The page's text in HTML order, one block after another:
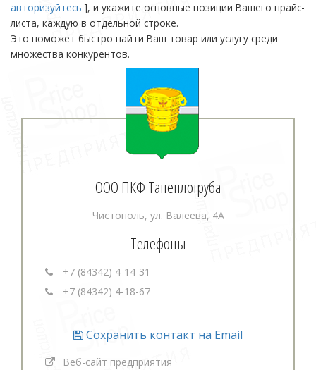
авторизуйтесь ], и укажите основные позиции Вашего прайс-
листа, каждую в отдельной строке.
Это поможет быстро найти Ваш товар или услугу среди
множества конкурентов.
ООО ПКФ Таттеплотруба
Чистополь, ул. Валеева, 4А
Телефоны
+7 (84342) 4-14-31
+7 (84342) 4-18-67
Сохранить контакт на Email
Веб-сайт предприятия